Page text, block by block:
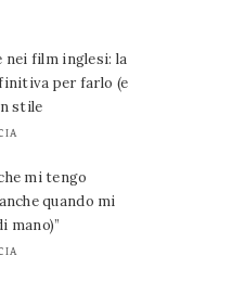
nei film inglesi: la
per farlo (e
stile
mi tengo
quando mi
mano)”